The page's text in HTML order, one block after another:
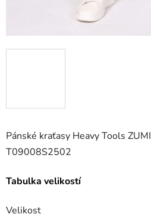
Pánské kraťasy Heavy Tools ZUMI
T09008S2502
Tabulka velikostí
Velikost